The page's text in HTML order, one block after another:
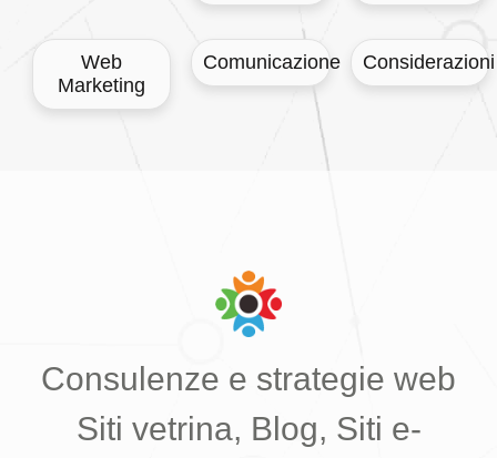
Web
Marketing
Comunicazione Considerazioni
Consulenze e strategie web
Siti vetrina, Blog, Siti e-